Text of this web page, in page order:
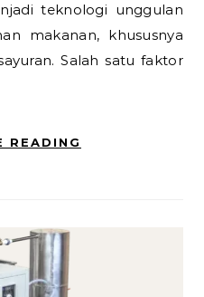
makanan, khususnya
Salah satu faktor
READING